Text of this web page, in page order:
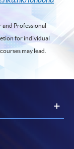
and Professional
for individual
may lead.